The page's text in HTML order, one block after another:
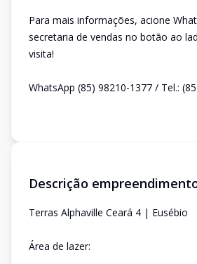
Para mais informações, acione
secretaria de vendas no botão ao
visita!
WhatsApp (85) 98210-1377 / Tel.:
Descrição
Terras Alphaville Ceará 4 | Eusébio
Área de lazer: